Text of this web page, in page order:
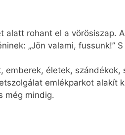
rohant el a vörösiszap.
„Jön valami, fussunk!”
életek,
emlékparkot alakít
még mindig.